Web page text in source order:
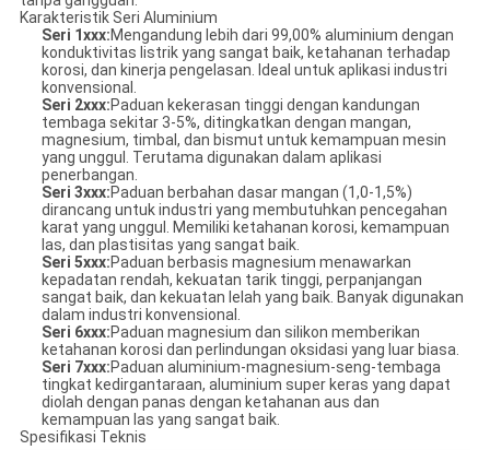
Karakteristik Seri Aluminium
Seri 1xxx:Mengandung lebih dari 99,00% aluminium dengan
konduktivitas listrik yang sangat baik, ketahanan terhadap
korosi, dan kinerja pengelasan. Ideal untuk aplikasi industri
konvensional.
Seri 2xxx:Paduan kekerasan tinggi dengan kandungan
tembaga sekitar 3-5%, ditingkatkan dengan mangan,
magnesium, timbal, dan bismut untuk kemampuan mesin
yang unggul. Terutama digunakan dalam aplikasi
penerbangan.
Seri 3xxx:Paduan berbahan dasar mangan (1,0-1,5%)
dirancang untuk industri yang membutuhkan pencegahan
karat yang unggul. Memiliki ketahanan korosi, kemampuan
las, dan plastisitas yang sangat baik.
Seri 5xxx:Paduan berbasis magnesium menawarkan
kepadatan rendah, kekuatan tarik tinggi, perpanjangan
sangat baik, dan kekuatan lelah yang baik. Banyak digunakan
dalam industri konvensional.
Seri 6xxx:Paduan magnesium dan silikon memberikan
ketahanan korosi dan perlindungan oksidasi yang luar biasa.
Seri 7xxx:Paduan aluminium-magnesium-seng-tembaga
tingkat kedirgantaraan, aluminium super keras yang dapat
diolah dengan panas dengan ketahanan aus dan
kemampuan las yang sangat baik.
Spesifikasi Teknis